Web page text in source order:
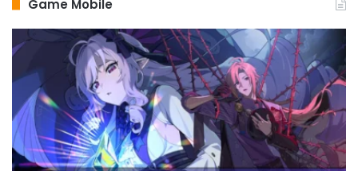
Game Mobile